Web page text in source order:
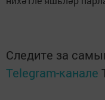
Следите за
Telegram-канале